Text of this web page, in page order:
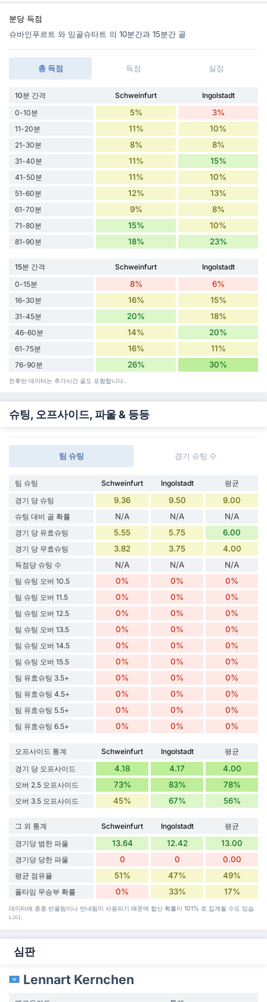
분당 득점
슈바인푸르트 와 잉골슈타트 의 10분간과 15분간 골
총 득점 득점 실점
10분 간격 Schweinfurt
Ingolstadt
0-10분
5% 3%
11-20분 11% 10%
21-30분 8% 8%
31-40분 11% 15%
41-50분 11% 10%
51-60분 12% 13%
61-70분 9% 8%
71-80분 15% 10%
81-90분 18% 23%
15분 간격 Schweinfurt
Ingolstadt
0-15분
8% 6%
16-30분 16% 15%
31-45분 20% 18%
46-60분 14% 20%
61-75분 16% 11%
76-90분 26% 30%
전후반 데이터는 추가시간 골도 포함합니다.
슈팅, 오프사이드, 파울 & 등등
팀 슈팅 경기 슈팅 수
팀 슈팅 Schweinfurt Ingolstadt
평균
경기 당 슈팅
9.36 9.50 9.00
슈팅 대비 골 확률 N/A N/A N/A
경기 당 유효슈팅 5.55 5.75 6.00
경기 당 무효슈팅 3.82 3.75 4.00
득점당 슈팅 수 N/A N/A N/A
팀 슈팅 오버 10.5 0% 0% 0%
팀 슈팅 오버 11.5 0% 0% 0%
팀 슈팅 오버 12.5 0% 0% 0%
팀 슈팅 오버 13.5 0% 0% 0%
팀 슈팅 오버 14.5 0% 0% 0%
팀 슈팅 오버 15.5 0% 0% 0%
팀 유효슈팅 3.5+ 0% 0% 0%
팀 유효슈팅 4.5+ 0% 0% 0%
팀 유효슈팅 5.5+ 0% 0% 0%
팀 유효슈팅 6.5+ 0% 0% 0%
오프사이드 통계 Schweinfurt Ingolstadt
평균
경기 당 오프사이드
4.18 4.17 4.00
오버 2.5 오프사이드 73% 83% 78%
오버 3.5 오프사이드 45% 67% 56%
그 외 통계 Schweinfurt Ingolstadt
평균
경기당 범한 파울
13.64 12.42 13.00
경기당 당한 파울 0 0 0.00
평균 점유율 51% 47% 49%
풀타임 무승부 확률 0% 33% 17%
데이터에 종종 반올림이나 반내림이 사용되기 때문에 합산 확률이 101% 로 집계될 수도 있습
니다.
심판
Lennart Kernchen